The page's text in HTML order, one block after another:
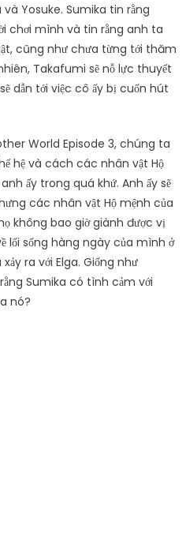
Yosuke. Sumika tin rằng
chơi mình và tin rằng anh ta
cũng như chưa từng tới thăm
Takafumi sẽ nỗ lực thuyết
dẫn tới việc cô ấy bị cuốn hút
World Episode 3, chúng ta
hệ và cách các nhân vật Hộ
ấy trong quá khứ. Anh ấy sẽ
các nhân vật Hộ mệnh của
không bao giờ giành được vị
lối sống hàng ngày của mình ở
ra với Elga. Giống như
Sumika có tình cảm với
nó?